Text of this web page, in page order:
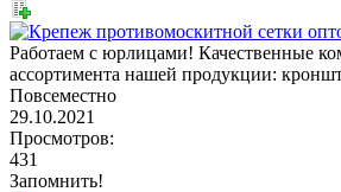
Работаем с юрлицами! Качественные
ассортимента нашей продукции:
Повсеместно
29.10.2021
Просмотров:
431
Запомнить!